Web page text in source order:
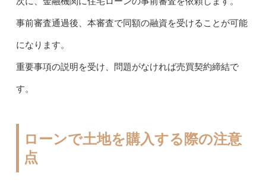
事前審査通過後、本審査で同額の融資を受けることが可能
になります。
重要事項の説明を受け、問題がなければ売買契約締結で
す。
ローンで土地を購入する際の注意
点